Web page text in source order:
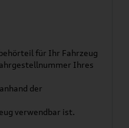
für Ihr Fahrzeug
Ihres
der
verwendbar ist.